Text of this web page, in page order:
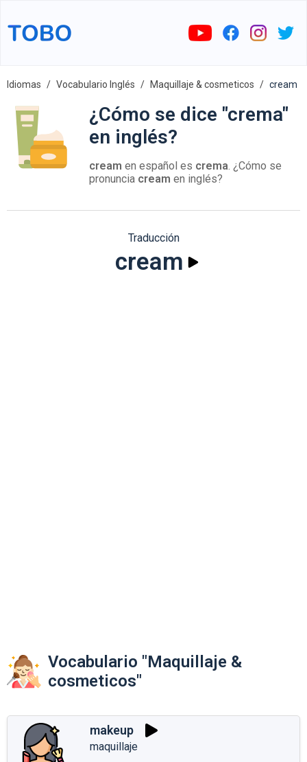
Idiomas Vocabulario Inglés Maquillaje & cosmeticos cream
¿Cómo se dice "crema"
en inglés?
cream en español es crema. ¿Cómo se
pronuncia cream en inglés?
Traducción
cream
Vocabulario "Maquillaje &
cosmeticos"
makeup
maquillaje